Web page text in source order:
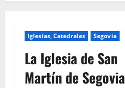
Iglesias, Catedrales Segovia
La Iglesia de San
Martín de Segovia